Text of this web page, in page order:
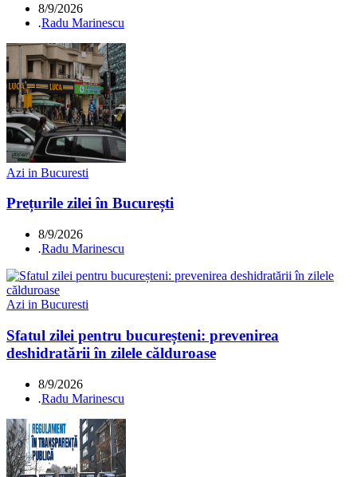
8/9/2026
.Radu Marinescu
Azi in Bucuresti
Prețurile zilei în București
8/9/2026
.Radu Marinescu
Azi in Bucuresti
Sfatul zilei pentru bucureșteni: prevenirea
deshidratării în zilele călduroase
8/9/2026
.Radu Marinescu